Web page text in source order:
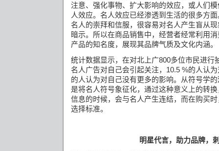
注意、强化事物、扩大影响的效应，或人们
人效应。名人效应已经渗透到生活的很多方
名人的崇拜和信服，很容易对名人产生盲从
暗示。所以在商品销售中，经营者经常利用
产品的知名度， 展现其品牌气质及文化内涵。
统计数据显示，在对北上广800多位市民进行
名人广告对自己会引起关注， 10.5 %的人认
的人认为对自己没有更多的影响。从符号学
是将名人符号象征化，通过这种意义上的转
信息的时候，会与名人产生连结，而在购买
选择标准。
明星代言， 助力品牌，